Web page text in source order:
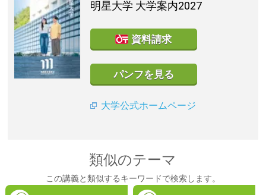
明星大学 大学案内2027
資料請求
パンフを見る
大学公式ホームページ
類似のテーマ
この講義と類似するキーワードで検索します。